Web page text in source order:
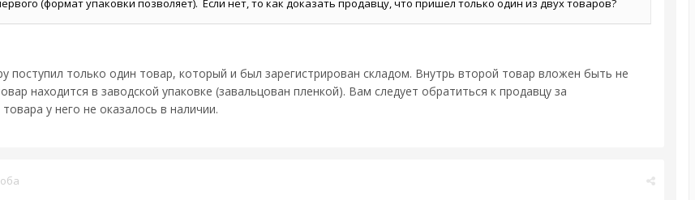
(формат упаковки позволяет). Если нет, то как доказать продавцу, что пришел только один из двух товаров?
поступил только один товар, который и был зарегистрирован складом. Внутрь второй товар вложен быть не
находится в заводской упаковке (завальцован пленкой). Вам следует обратиться к продавцу за
у него не оказалось в наличии.